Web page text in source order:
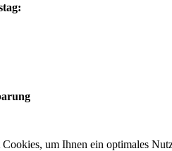
um Ihnen ein optimales